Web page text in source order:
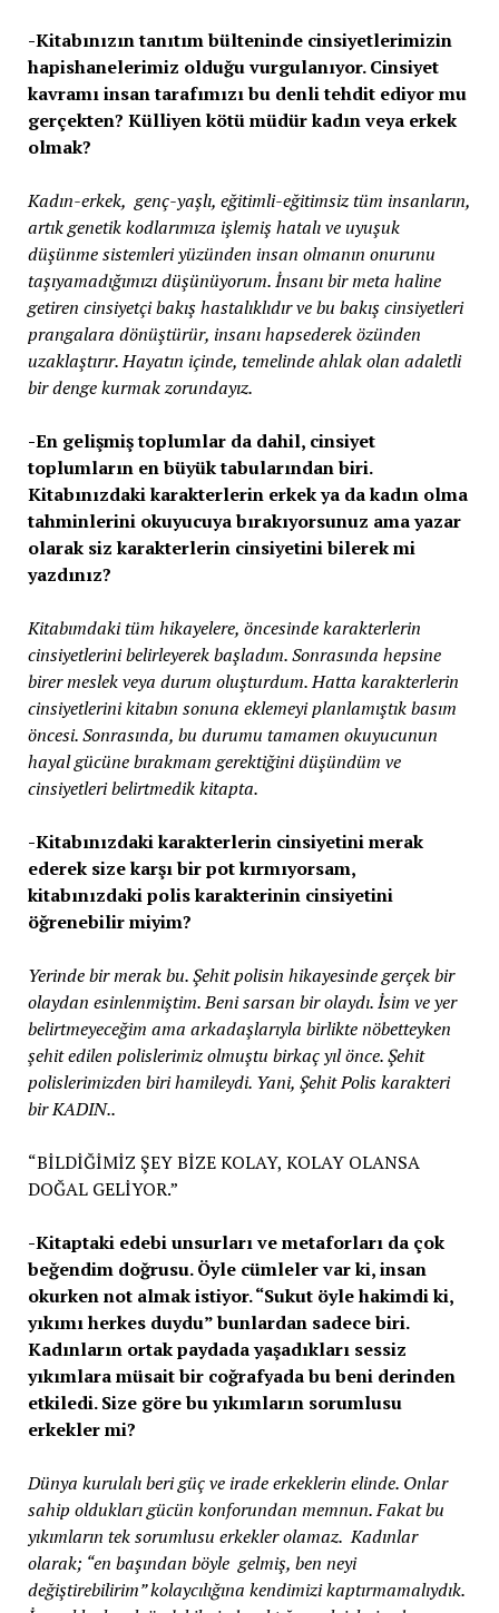
-Kitabınızın tanıtım bülteninde cinsiyetlerimizin
hapishanelerimiz olduğu vurgulanıyor. Cinsiyet
kavramı insan tarafımızı bu denli tehdit ediyor mu
gerçekten? Külliyen kötü müdür kadın veya erkek
olmak?
Kadın-erkek, genç-yaşlı, eğitimli-eğitimsiz tüm insanların,
artık genetik kodlarımıza işlemiş hatalı ve uyuşuk
düşünme sistemleri yüzünden insan olmanın onurunu
taşıyamadığımızı düşünüyorum. İnsanı bir meta haline
getiren cinsiyetçi bakış hastalıklıdır ve bu bakış cinsiyetleri
prangalara dönüştürür, insanı hapsederek özünden
uzaklaştırır. Hayatın içinde, temelinde ahlak olan adaletli
bir denge kurmak zorundayız.
-En gelişmiş toplumlar da dahil, cinsiyet
toplumların en büyük tabularından biri.
Kitabınızdaki karakterlerin erkek ya da kadın olma
tahminlerini okuyucuya bırakıyorsunuz ama yazar
olarak siz karakterlerin cinsiyetini bilerek mi
yazdınız?
Kitabımdaki tüm hikayelere, öncesinde karakterlerin
cinsiyetlerini belirleyerek başladım. Sonrasında hepsine
birer meslek veya durum oluşturdum. Hatta karakterlerin
cinsiyetlerini kitabın sonuna eklemeyi planlamıştık basım
öncesi. Sonrasında, bu durumu tamamen okuyucunun
hayal gücüne bırakmam gerektiğini düşündüm ve
cinsiyetleri belirtmedik kitapta.
-Kitabınızdaki karakterlerin cinsiyetini merak
ederek size karşı bir pot kırmıyorsam,
kitabınızdaki polis karakterinin cinsiyetini
öğrenebilir miyim?
Yerinde bir merak bu. Şehit polisin hikayesinde gerçek bir
olaydan esinlenmiştim. Beni sarsan bir olaydı. İsim ve yer
belirtmeyeceğim ama arkadaşlarıyla birlikte nöbetteyken
şehit edilen polislerimiz olmuştu birkaç yıl önce. Şehit
polislerimizden biri hamileydi. Yani, Şehit Polis karakteri
bir KADIN..
“BİLDİĞİMİZ ŞEY BİZE KOLAY, KOLAY OLANSA
DOĞAL GELİYOR.”
-Kitaptaki edebi unsurları ve metaforları da çok
beğendim doğrusu. Öyle cümleler var ki, insan
okurken not almak istiyor. “Sukut öyle hakimdi ki,
yıkımı herkes duydu” bunlardan sadece biri.
Kadınların ortak paydada yaşadıkları sessiz
yıkımlara müsait bir coğrafyada bu beni derinden
etkiledi. Size göre bu yıkımların sorumlusu
erkekler mi?
Dünya kurulalı beri güç ve irade erkeklerin elinde. Onlar
sahip oldukları gücün konforundan memnun. Fakat bu
yıkımların tek sorumlusu erkekler olamaz. Kadınlar
olarak; “en başından böyle gelmiş, ben neyi
değiştirebilirim” kolaycılığına kendimizi kaptırmamalıydık.